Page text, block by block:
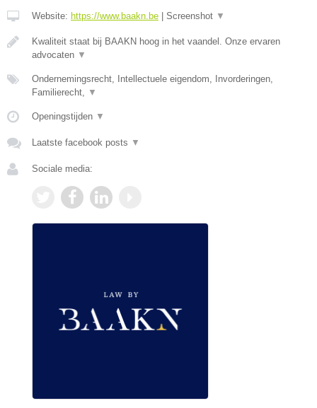
Website: https://www.baakn.be Screenshot ▼
Kwaliteit staat bij BAAKN hoog in het vaandel. Onze ervaren
advocaten ▼
Ondernemingsrecht, Intellectuele eigendom, Invorderingen,
Familierecht,
▼
Openingstijden ▼
Laatste facebook posts ▼
Sociale media: